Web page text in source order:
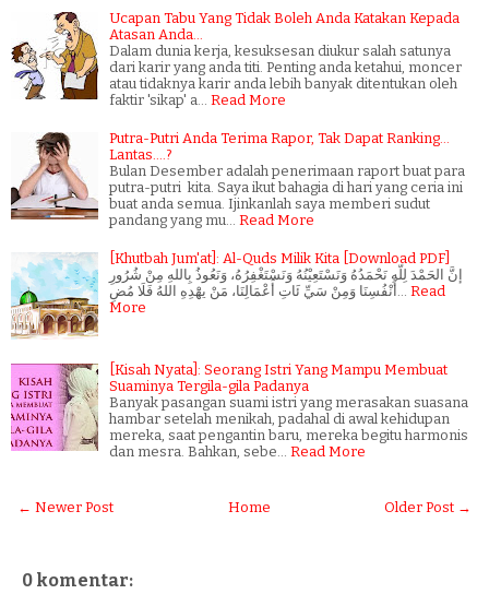
Ucapan Tabu Yang Tidak Boleh Anda Katakan Kepada
Atasan Anda...
Dalam dunia kerja, kesuksesan diukur salah satunya
dari karir yang anda titi. Penting anda ketahui, moncer
atau tidaknya karir anda lebih banyak ditentukan oleh
faktir 'sikap' a…
Read More
Putra-Putri Anda Terima Rapor, Tak Dapat Ranking...
Lantas....?
Bulan Desember adalah penerimaan raport buat para
putra-putri kita. Saya ikut bahagia di hari yang ceria ini
buat anda semua. Ijinkanlah saya memberi sudut
pandang yang mu…
Read More
[Khutbah Jum'at]: Al-Quds Milik Kita [Download PDF]
إنَّ الحَمْدَ لِلّهِ نَحْمَدُهُ وَنَسْتَعِيْنُهُ وَنَسْتَغْفِرُهُ، وَنَعُوذُ بِاللهِ مِنْ شُرُورِ
Read
More
[Kisah Nyata]: Seorang Istri Yang Mampu Membuat
Suaminya Tergila-gila Padanya
Banyak pasangan suami istri yang merasakan suasana
hambar setelah menikah, padahal di awal kehidupan
mereka, saat pengantin baru, mereka begitu harmonis
dan mesra. Bahkan, sebe…
Read More
← Newer Post Older Post →
Home
0 komentar: